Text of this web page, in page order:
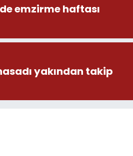
emzirme haftası
yakından takip